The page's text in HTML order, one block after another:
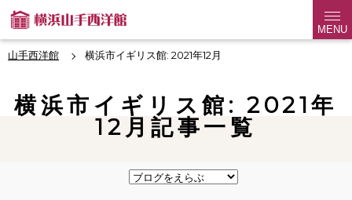
MENU
山手西洋館 横浜市イギリス館: 2021年12月
横浜市イギリス館: 2021年
12月記事一覧